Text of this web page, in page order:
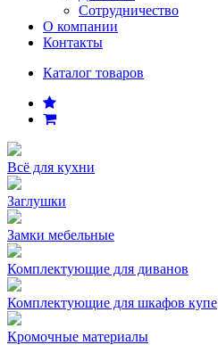
Сотрудничество
О компании
Контакты
Каталог товаров
Всё для кухни
Заглушки
Замки мебельные
Комплектующие для диванов
Комплектующие для шкафов купе
Кромочные материалы